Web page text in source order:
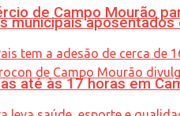
de Campo Mourão
municipais
até às 17 horas em